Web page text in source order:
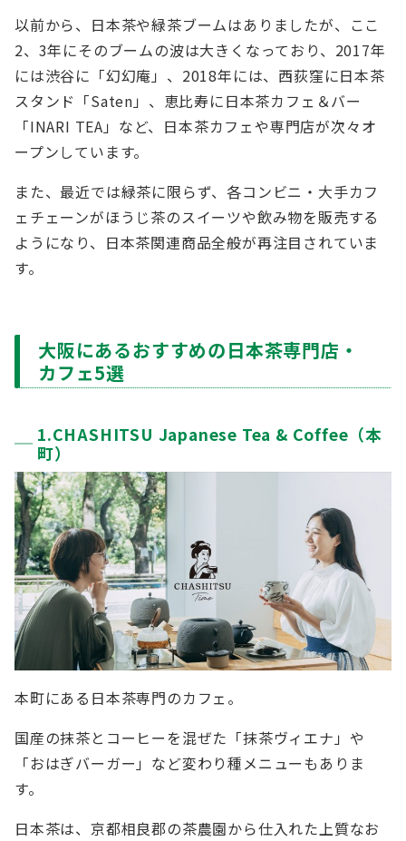
以前から、日本茶や緑茶ブームはありましたが、ここ
2、3年にそのブームの波は大きくなっており、2017年
には渋谷に「幻幻庵」、2018年には、西荻窪に日本茶
スタンド「Saten」、恵比寿に日本茶カフェ＆バー
「INARI TEA」など、日本茶カフェや専門店が次々オ
ープンしています。
また、最近では緑茶に限らず、各コンビニ・大手カフ
ェチェーンがほうじ茶のスイーツや飲み物を販売する
ようになり、日本茶関連商品全般が再注目されていま
す。
大阪にあるおすすめの日本茶専門店・
カフェ5選
1.CHASHITSU Japanese Tea & Coffee（本
町）
本町にある日本茶専門のカフェ。
国産の抹茶とコーヒーを混ぜた「抹茶ヴィエナ」や
「おはぎバーガー」など変わり種メニューもありま
す。
日本茶は、京都相良郡の茶農園から仕入れた上質なお